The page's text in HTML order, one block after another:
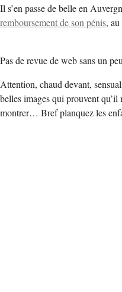
Il s’en passe de belle en
remboursement de son pénis,
Pas de revue de web sans un
Attention, chaud devant,
belles images qui prouvent qu’il
montrer… Bref planquez les